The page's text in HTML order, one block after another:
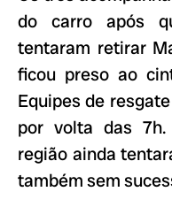
do carro após
tentaram retirar
ficou preso ao
Equipes de
por volta das 7h.
região ainda
também sem